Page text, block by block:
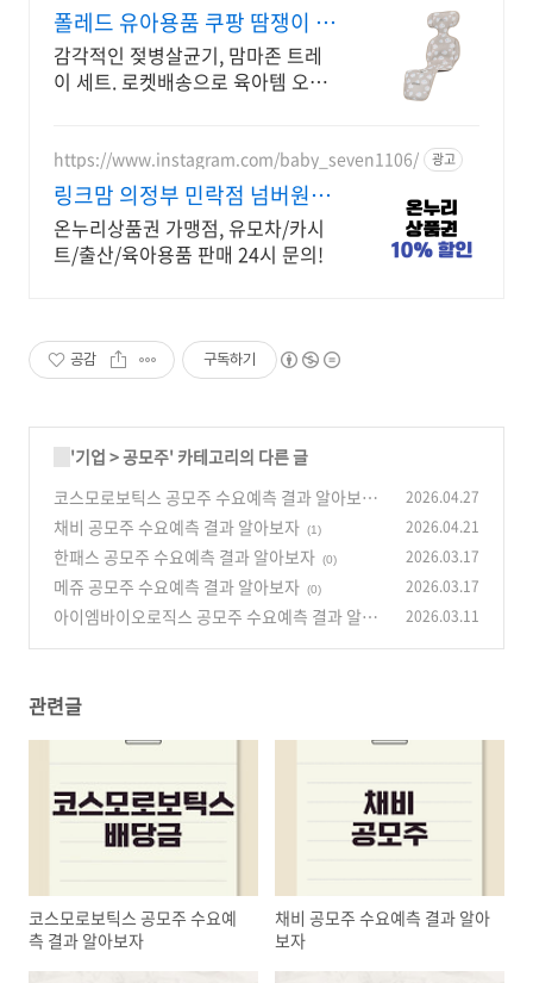
폴레드 유아용품 쿠팡 땀쟁이 아
기 쿨링템
감각적인 젖병살균기, 맘마존 트레
이 세트. 로켓배송으로 육아템 오늘
한번에!
https://www.instagram.com/baby_seven1106/ 광고
링크맘 의정부 민락점 넘버원유
아용품판매매장
온누리상품권 가맹점, 유모차/카시
트/출산/육아용품 판매 24시 문의!
공감 구독하기
'기업 >공모주' 카테고리의 다른 글
코스모로보틱스 공모주 수요예측 결과 알아보자
(0)
2026.04.27
채비 공모주 수요예측 결과 알아보자 (1) 2026.04.21
한패스 공모주 수요예측 결과 알아보자 (0) 2026.03.17
메쥬 공모주 수요예측 결과 알아보자 (0) 2026.03.17
아이엠바이오로직스 공모주 수요예측 결과 알아
2026.03.11
관련글
코스모로보틱스 공모주 수요예
측 결과 알아보자
채비 공모주 수요예측 결과 알아
보자